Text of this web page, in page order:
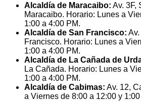
Alcaldía de Maracaibo: Av. 3F,
Maracaibo. Horario: Lunes a
1:00 a 4:00 PM.
Alcaldía de San Francisco:
Francisco. Horario: Lunes a
1:00 a 4:00 PM.
Alcaldía de La Cañada de
La Cañada. Horario: Lunes a
1:00 a 4:00 PM.
Alcaldía de Cabimas: Av. 12,
a Viernes de 8:00 a 12:00 y